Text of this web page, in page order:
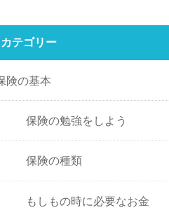
カテゴリー
険の基本
保険の勉強をしよう
保険の種類
もしもの時に必要なお金